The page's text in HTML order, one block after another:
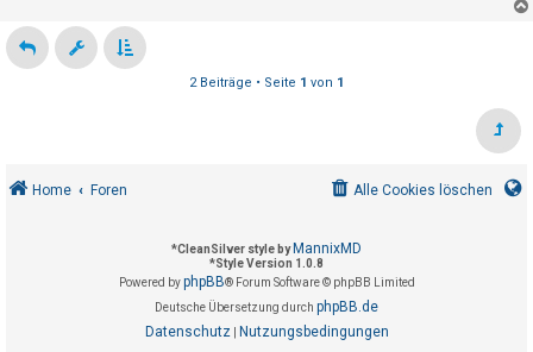
m
e
k
2 Beiträge • Seite 1 von 1
Home Foren Alle Cookies löschen
*CleanSilver style by MannixMD
*Style Version 1.0.8
Powered byphpBB® Forum Software © phpBB Limited
Deutsche Übersetzung durch phpBB.de
Datenschutz
Nutzungsbedingungen